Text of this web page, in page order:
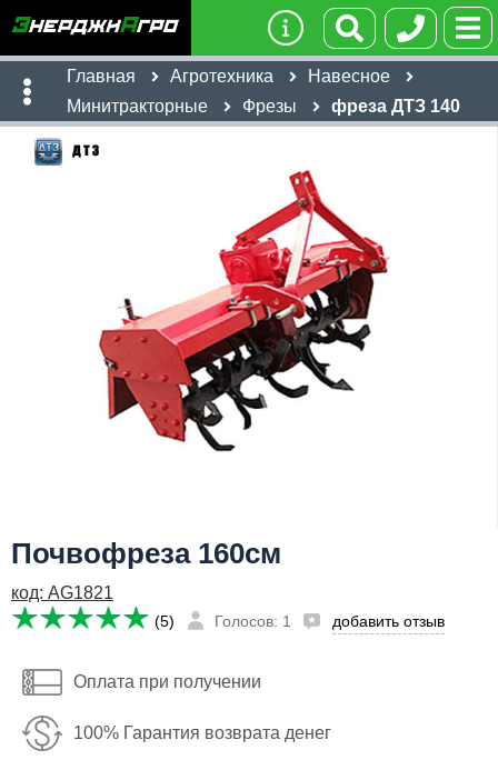
Главная Агротехника
Навесное
Минитракторные
Фрезы фреза ДТЗ 140
Почвофреза 160см
код: AG1821
(5) Голосов: 1 добавить отзыв
Оплата при получении
100% Гарантия возврата денег
69,700
Сообщить о поступлении
69,700
Имя:
Телефон
Я даю согласие на обработку персональных данных
Я даю согласие наобработку персональных данных
Отправить